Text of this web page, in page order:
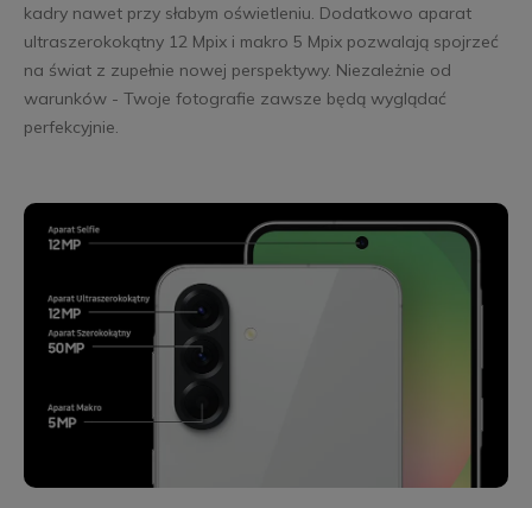
kadry nawet przy słabym oświetleniu. Dodatkowo aparat
ultraszerokokątny 12 Mpix i makro 5 Mpix pozwalają spojrzeć
na świat z zupełnie nowej perspektywy. Niezależnie od
warunków - Twoje fotografie zawsze będą wyglądać
perfekcyjnie.